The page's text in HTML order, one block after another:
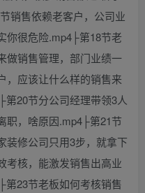
销售依赖老客户，公司业
你很危险.mp4├第18节老
做销售管理，部门业绩一
，应该让什么样的销售来
20节分公司经理带领3人
职，啥原因.mp4├第21节
装修公司只用3步，就拿下
考核，能激发销售出高业
第23节老板如何考核销售